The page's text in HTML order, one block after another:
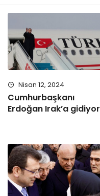
Nisan 12, 2024
Cumhurbaşkanı
Erdoğan Irak’a gidiyor